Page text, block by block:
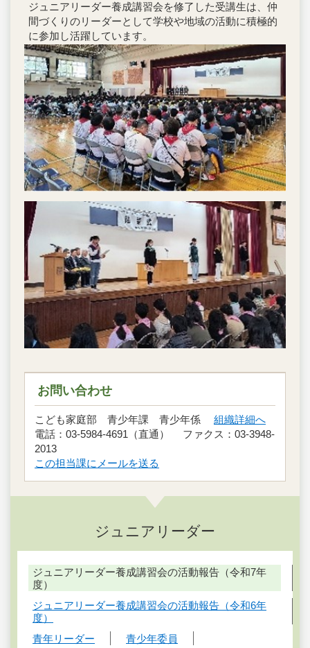
ジュニアリーダー養成講習会を修了した受講生は、仲
間づくりのリーダーとして学校や地域の活動に積極的
に参加し活躍しています。
お問い合わせ
こども家庭部 青少年課 青少年係 組織詳細へ
電話：03-5984-4691（直通） ファクス：03-3948-
2013
この担当課にメールを送る
ジュニアリーダー
ジュニアリーダー養成講習会の活動報告（令和7年
度）
ジュニアリーダー養成講習会の活動報告（令和6年
度）
青年リーダー
青少年委員